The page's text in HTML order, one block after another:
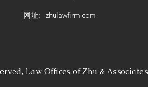
网址: zhulawfirm.com
Law Offices of Zhu & Associates